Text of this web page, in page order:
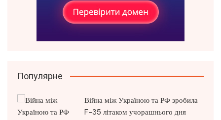
Популярне
Війна між Україною та РФ зробила
F-35 літаком учорашнього дня